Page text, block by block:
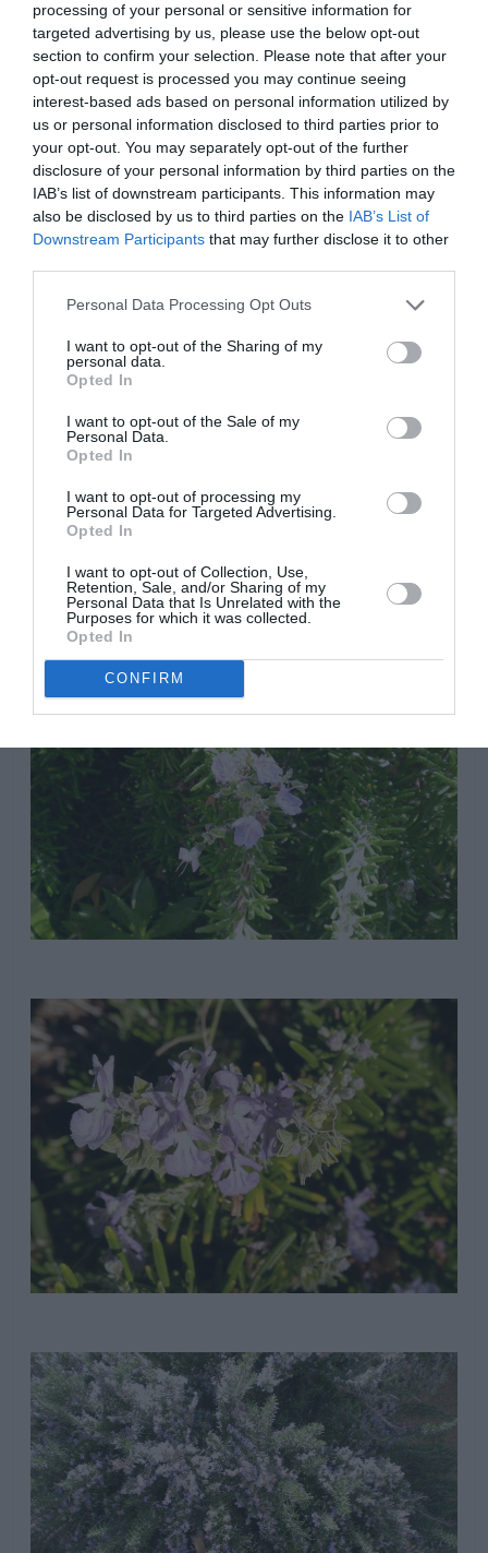
processing of your personal or sensitive information for
targeted advertising by us, please use the below opt-out
section to confirm your selection. Please note that after your
opt-out request is processed you may continue seeing
interest-based ads based on personal information utilized by
us or personal information disclosed to third parties prior to
your opt-out. You may separately opt-out of the further
disclosure of your personal information by third parties on the
IAB’s list of downstream participants. This information may
also be disclosed by us to third parties on the IAB’s List of
Downstream Participants that may further disclose it to other
Personal Data Processing Opt Outs
I want to opt-out of the Sharing of my
personal data.
Opted In
I want to opt-out of the Sale of my
Personal Data.
Opted In
I want to opt-out of processing my
Personal Data for Targeted Advertising.
Opted In
I want to opt-out of Collection, Use,
Retention, Sale, and/or Sharing of my
Personal Data that Is Unrelated with the
Purposes for which it was collected.
Opted In
CONFIRM
Esta variedad de romero no necesita muchas podas,
puede dejarse crecer libremente especialmente en
jardines informales. Si queremos mantener su forma
redondeada y compacta es recomendable efectuar
podas frecuentes, cuando finalice la floración
recortaremos el extremo de sus tallos para promover el
nacimiento de brotes laterales, así mantendremos la
planta en formas redondeadas muy decorativas en el